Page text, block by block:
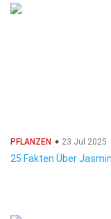
PFLANZEN 23 Jul 2025
25 Fakten Über Jasmin